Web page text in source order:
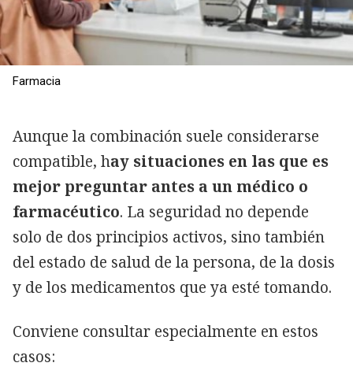
Farmacia
Aunque la combinación suele considerarse
compatible, hay situaciones en las que es
mejor preguntar antes a un médico o
farmacéutico. La seguridad no depende
solo de dos principios activos, sino también
del estado de salud de la persona, de la dosis
y de los medicamentos que ya esté tomando.
Conviene consultar especialmente en estos
casos: